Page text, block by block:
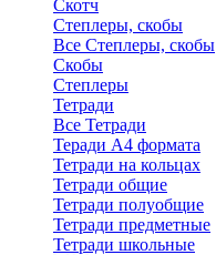
Скотч
Степлеры, скобы
Все Степлеры, скобы
Скобы
Степлеры
Тетради
Все Тетради
Теради А4 формата
Тетради на кольцах
Тетради общие
Тетради полуобщие
Тетради предметные
Тетради школьные